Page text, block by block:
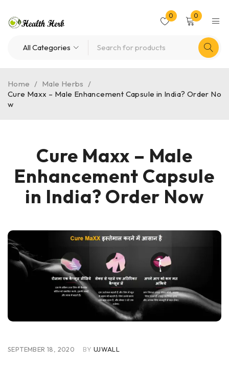
0 0
Home / Male Herbs /
Cure Maxx – Male Enhancement Capsule in India? Order No
w
Cure Maxx – Male
Enhancement Capsule
in India? Order Now
SEPTEMBER 18, 2020 BY UJWALL